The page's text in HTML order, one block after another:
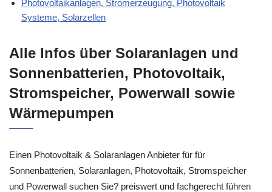
Photovoltaikanlagen, Stromerzeugung, Photovoltaik
Systeme, Solarzellen
Alle Infos über Solaranlagen und
Sonnenbatterien, Photovoltaik,
Stromspeicher, Powerwall sowie
Wärmepumpen
Einen Photovoltaik & Solaranlagen Anbieter für für
Sonnenbatterien, Solaranlagen, Photovoltaik, Stromspeicher
und Powerwall suchen Sie? preiswert und fachgerecht führen